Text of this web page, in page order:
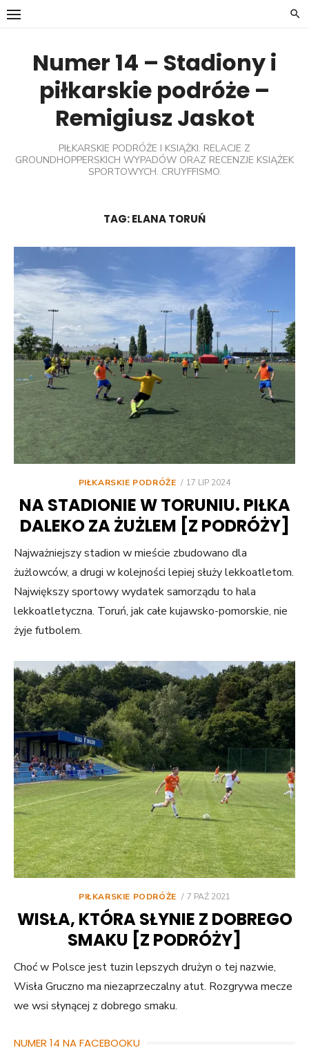
Skip
Numer 14 – Stadiony i
piłkarskie podróże –
Remigiusz Jaskot
PIŁKARSKIE PODRÓŻE I KSIĄŻKI. RELACJE Z
GROUNDHOPPERSKICH WYPADÓW ORAZ RECENZJE KSIĄŻEK
SPORTOWYCH. CRUYFFISMO.
TAG:ELANA TORUŃ
PIŁKARSKIE PODRÓŻE
POSTED
17 LIP 2024
NA STADIONIE W TORUNIU. PIŁKA
DALEKO ZA ŻUŻLEM [Z PODRÓŻY]
Najważniejszy stadion w mieście zbudowano dla
żużlowców, a drugi w kolejności lepiej służy lekkoatletom.
Największy sportowy wydatek samorządu to hala
lekkoatletyczna. Toruń, jak całe kujawsko-pomorskie, nie
żyje futbolem.
PIŁKARSKIE PODRÓŻE
POSTED
7 PAŹ 2021
WISŁA, KTÓRA SŁYNIE Z DOBREGO
SMAKU [Z PODRÓŻY]
Choć w Polsce jest tuzin lepszych drużyn o tej nazwie,
Wisła Gruczno ma niezaprzeczalny atut. Rozgrywa mecze
we wsi słynącej z dobrego smaku.
NUMER 14 NA FACEBOOKU